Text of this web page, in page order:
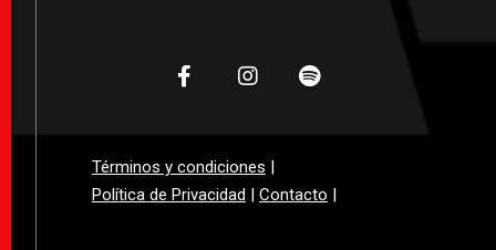
Términos y condiciones |
Política de Privacidad | Contacto |